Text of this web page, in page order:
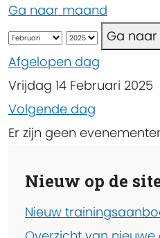
Ga naar maand
Ga
Afgelopen dag
Vrijdag 14 Februari 2025
Volgende dag
Er zijn geen
Nieuw op de
Nieuw